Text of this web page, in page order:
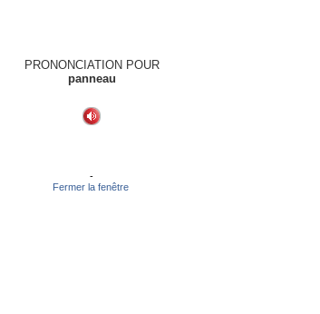
PRONONCIATION POUR
panneau
-
Fermer la fenêtre